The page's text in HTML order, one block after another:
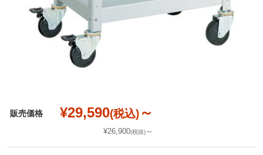
販売価格 ¥29,590(税込)～
¥26,900(税抜)～